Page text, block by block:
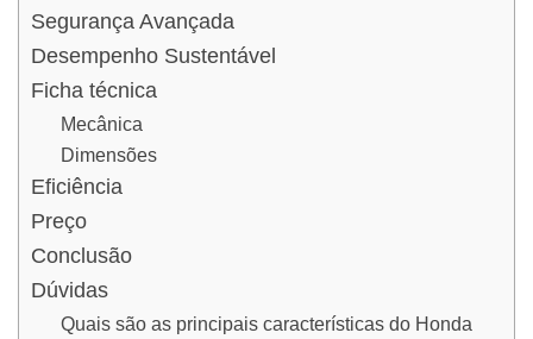
Segurança Avançada
Desempenho Sustentável
Ficha técnica
Mecânica
Dimensões
Eficiência
Preço
Conclusão
Dúvidas
Quais são as principais características do Honda